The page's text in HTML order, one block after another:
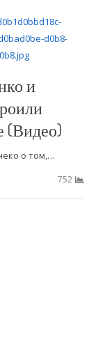
и
(Видео)
о том,…
752